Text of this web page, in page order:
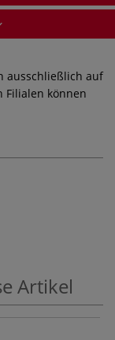
ausschließlich auf
Filialen können
Artikel